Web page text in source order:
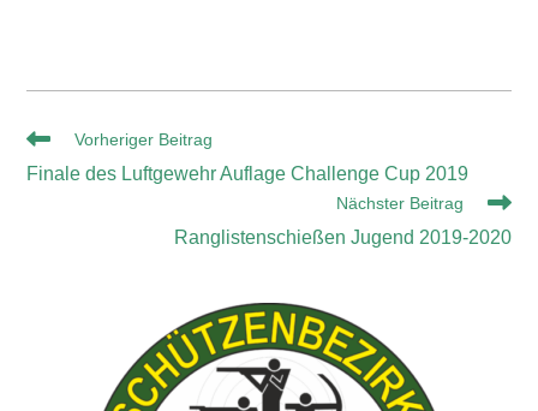
Vorheriger Beitrag
Finale des Luftgewehr Auflage Challenge Cup 2019
Nächster Beitrag
Ranglistenschießen Jugend 2019-2020